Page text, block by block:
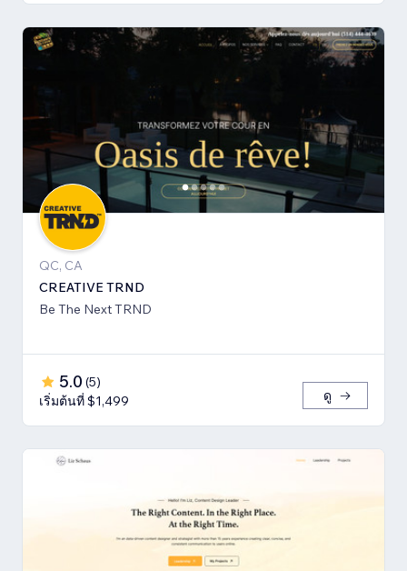
QC, CA
CREATIVE TRND
Be The Next TRND
5.0 (5)
เริ่มต้นที่ $1,499
ดู